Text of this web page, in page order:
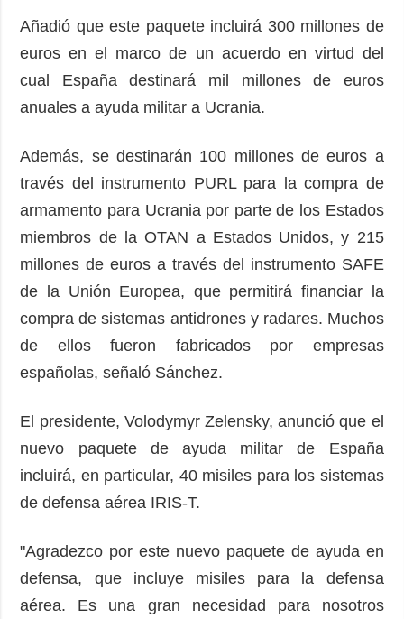
Añadió que este paquete incluirá 300 millones de
euros en el marco de un acuerdo en virtud del
cual España destinará mil millones de euros
anuales a ayuda militar a Ucrania.
Además, se destinarán 100 millones de euros a
través del instrumento PURL para la compra de
armamento para Ucrania por parte de los Estados
miembros de la OTAN a Estados Unidos, y 215
millones de euros a través del instrumento SAFE
de la Unión Europea, que permitirá financiar la
compra de sistemas antidrones y radares. Muchos
de ellos fueron fabricados por empresas
españolas, señaló Sánchez.
El presidente, Volodymyr Zelensky, anunció que el
nuevo paquete de ayuda militar de España
incluirá, en particular, 40 misiles para los sistemas
de defensa aérea IRIS-T.
"Agradezco por este nuevo paquete de ayuda en
defensa, que incluye misiles para la defensa
aérea. Es una gran necesidad para nosotros